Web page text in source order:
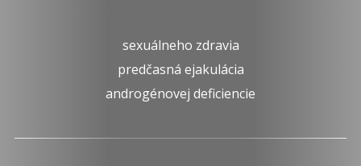
sexuálneho zdravia
predčasná ejakulácia
androgénovej deficiencie